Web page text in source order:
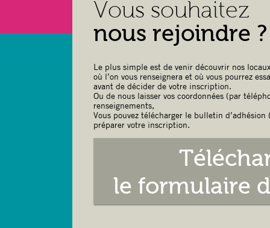
Vous souhaitez
nous rejoindre ?
Le plus simple est de venir découvrir nos
où l’on vous renseignera et où vous pourrez
avant de décider de votre inscription.
Ou de nous laisser vos coordonnées (par
renseignements,
Vous pouvez télécharger le bulletin
préparer votre inscription.
le formulaire